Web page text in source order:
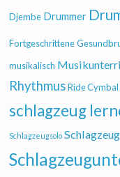
Djembe Drummer
Fortgeschrittene
musikalisch
Rhythmus Ride Cymbal
schlagzeug
Schlagzeugsolo